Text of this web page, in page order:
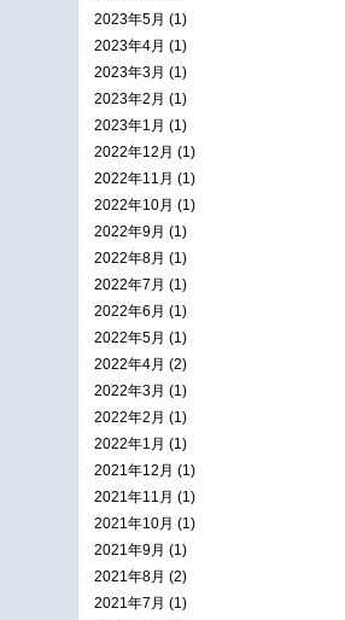
2023年5月 (1)
2023年4月 (1)
2023年3月 (1)
2023年2月 (1)
2023年1月 (1)
2022年12月 (1)
2022年11月 (1)
2022年10月 (1)
2022年9月 (1)
2022年8月 (1)
2022年7月 (1)
2022年6月 (1)
2022年5月 (1)
2022年4月 (2)
2022年3月 (1)
2022年2月 (1)
2022年1月 (1)
2021年12月 (1)
2021年11月 (1)
2021年10月 (1)
2021年9月 (1)
2021年8月 (2)
2021年7月 (1)